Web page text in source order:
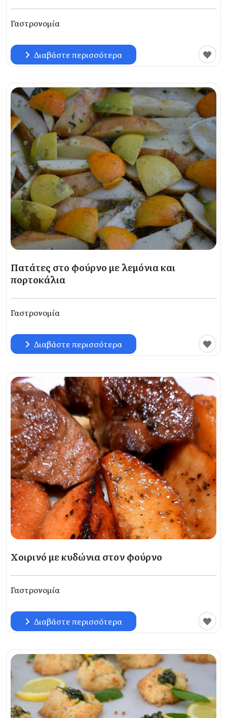
Γαστρονομία
Διαβάστε περισσότερα
Πατάτες στο φούρνο με λεμόνια και
πορτοκάλια
Γαστρονομία
Διαβάστε περισσότερα
Χοιρινό με κυδώνια στον φούρνο
Γαστρονομία
Διαβάστε περισσότερα